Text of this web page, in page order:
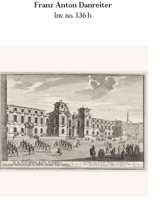
Franz Anton Danreiter
Inv. no. 136 b